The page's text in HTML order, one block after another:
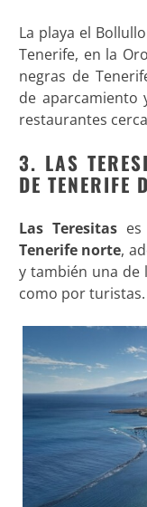
La playa el
Tenerife, en la
negras de
de aparcamiento
restaurantes
3. LAS
DE TENERIFE
Las Teresitas
Tenerife norte,
y también una de
como por turistas.